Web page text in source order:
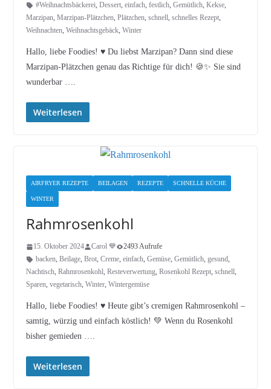
#Weihnachtsbäckerei, Dessert, einfach, festlich, Gemütlich, Kekse,
Marzipan, Marzipan-Plätzchen, Plätzchen, schnell, schnelles Rezept,
Weihnachten, Weihnachtsgebäck, Winter
Hallo, liebe Foodies! ♥︎ Du liebst Marzipan? Dann sind diese
Marzipan-Plätzchen genau das Richtige für dich! 🍪✨ Sie sind
wunderbar ….
Weiterlesen
AIRFRYER REZEPTE BEILAGEN REZEPTE SCHNELLE KÜCHE
WINTER
Rahmrosenkohl
15. Oktober 2024 Carol 💙
2493 Aufrufe
backen, Beilage, Brot, Creme, einfach, Gemüse, Gemütlich, gesund,
Nachtisch, Rahmrosenkohl, Resteverwertung, Rosenkohl Rezept, schnell,
Sparen, vegetarisch, Winter, Wintergemüse
Hallo, liebe Foodies! ♥︎ Heute gibt’s cremigen Rahmrosenkohl –
samtig, würzig und einfach köstlich! 💚 Wenn du Rosenkohl
bisher gemieden ….
Weiterlesen